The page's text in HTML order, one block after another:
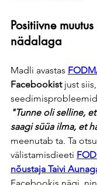
Positiivne
nädalaga
Madli avastas
Facebookist just
"Tunne oli selline,
saagi süüa ilma, et
meenutab ta. Ta
välistamisdieeti
nõustaja Taivi
Facebookis nägi,